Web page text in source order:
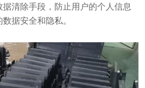
清除手段，防止用户的个人信息
据安全和隐私。